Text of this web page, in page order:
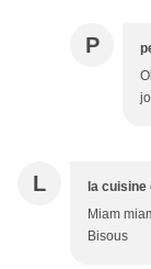
P
L la cuisine
Miam
Bisous